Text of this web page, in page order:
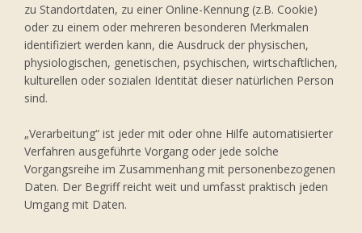
zu Standortdaten, zu einer Online-Kennung (z.B. Cookie)
oder zu einem oder mehreren besonderen Merkmalen
identifiziert werden kann, die Ausdruck der physischen,
physiologischen, genetischen, psychischen, wirtschaftlichen,
kulturellen oder sozialen Identität dieser natürlichen Person
sind.
„Verarbeitung“ ist jeder mit oder ohne Hilfe automatisierter
Verfahren ausgeführte Vorgang oder jede solche
Vorgangsreihe im Zusammenhang mit personenbezogenen
Daten. Der Begriff reicht weit und umfasst praktisch jeden
Umgang mit Daten.